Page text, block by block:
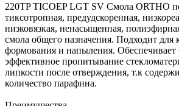
220TP TICOEP LGT SV Смола ORTHO
тиксотропная, предудскоренная,
низковязкая, ненасыщенная,
смола общего назначения. Подходит для
формования и напыления. Обеспечивает
эффективное пропитывание
липкости после отверждения, т.к
количество парафина.